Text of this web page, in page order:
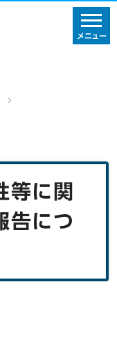
メニュー
等に関
告につ